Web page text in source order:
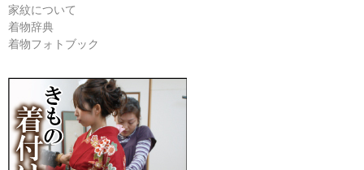
家紋について
着物辞典
着物フォトブック